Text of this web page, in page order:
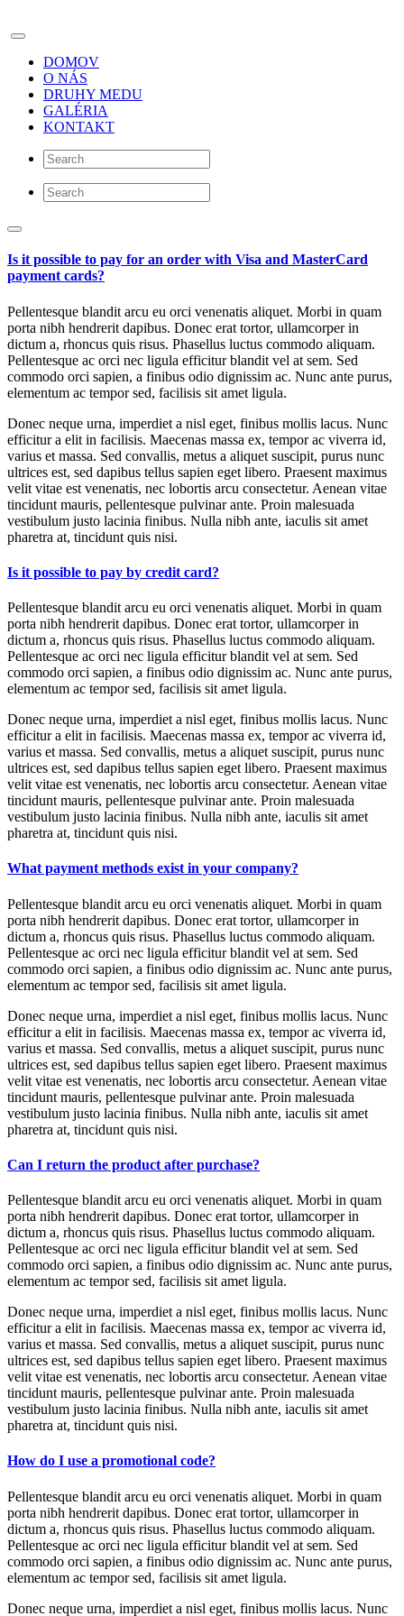
DOMOV
O NÁS
DRUHY MEDU
GALÉRIA
KONTAKT
Is it possible to pay for an order with Visa and MasterCard
payment cards?
Pellentesque blandit arcu eu orci venenatis aliquet. Morbi in quam
porta nibh hendrerit dapibus. Donec erat tortor, ullamcorper in
dictum a, rhoncus quis risus. Phasellus luctus commodo aliquam.
Pellentesque ac orci nec ligula efficitur blandit vel at sem. Sed
commodo orci sapien, a finibus odio dignissim ac. Nunc ante purus,
elementum ac tempor sed, facilisis sit amet ligula.
Donec neque urna, imperdiet a nisl eget, finibus mollis lacus. Nunc
efficitur a elit in facilisis. Maecenas massa ex, tempor ac viverra id,
varius et massa. Sed convallis, metus a aliquet suscipit, purus nunc
ultrices est, sed dapibus tellus sapien eget libero. Praesent maximus
velit vitae est venenatis, nec lobortis arcu consectetur. Aenean vitae
tincidunt mauris, pellentesque pulvinar ante. Proin malesuada
vestibulum justo lacinia finibus. Nulla nibh ante, iaculis sit amet
pharetra at, tincidunt quis nisi.
Is it possible to pay by credit card?
Pellentesque blandit arcu eu orci venenatis aliquet. Morbi in quam
porta nibh hendrerit dapibus. Donec erat tortor, ullamcorper in
dictum a, rhoncus quis risus. Phasellus luctus commodo aliquam.
Pellentesque ac orci nec ligula efficitur blandit vel at sem. Sed
commodo orci sapien, a finibus odio dignissim ac. Nunc ante purus,
elementum ac tempor sed, facilisis sit amet ligula.
Donec neque urna, imperdiet a nisl eget, finibus mollis lacus. Nunc
efficitur a elit in facilisis. Maecenas massa ex, tempor ac viverra id,
varius et massa. Sed convallis, metus a aliquet suscipit, purus nunc
ultrices est, sed dapibus tellus sapien eget libero. Praesent maximus
velit vitae est venenatis, nec lobortis arcu consectetur. Aenean vitae
tincidunt mauris, pellentesque pulvinar ante. Proin malesuada
vestibulum justo lacinia finibus. Nulla nibh ante, iaculis sit amet
pharetra at, tincidunt quis nisi.
What payment methods exist in your company?
Pellentesque blandit arcu eu orci venenatis aliquet. Morbi in quam
porta nibh hendrerit dapibus. Donec erat tortor, ullamcorper in
dictum a, rhoncus quis risus. Phasellus luctus commodo aliquam.
Pellentesque ac orci nec ligula efficitur blandit vel at sem. Sed
commodo orci sapien, a finibus odio dignissim ac. Nunc ante purus,
elementum ac tempor sed, facilisis sit amet ligula.
Donec neque urna, imperdiet a nisl eget, finibus mollis lacus. Nunc
efficitur a elit in facilisis. Maecenas massa ex, tempor ac viverra id,
varius et massa. Sed convallis, metus a aliquet suscipit, purus nunc
ultrices est, sed dapibus tellus sapien eget libero. Praesent maximus
velit vitae est venenatis, nec lobortis arcu consectetur. Aenean vitae
tincidunt mauris, pellentesque pulvinar ante. Proin malesuada
vestibulum justo lacinia finibus. Nulla nibh ante, iaculis sit amet
pharetra at, tincidunt quis nisi.
Can I return the product after purchase?
Pellentesque blandit arcu eu orci venenatis aliquet. Morbi in quam
porta nibh hendrerit dapibus. Donec erat tortor, ullamcorper in
dictum a, rhoncus quis risus. Phasellus luctus commodo aliquam.
Pellentesque ac orci nec ligula efficitur blandit vel at sem. Sed
commodo orci sapien, a finibus odio dignissim ac. Nunc ante purus,
elementum ac tempor sed, facilisis sit amet ligula.
Donec neque urna, imperdiet a nisl eget, finibus mollis lacus. Nunc
efficitur a elit in facilisis. Maecenas massa ex, tempor ac viverra id,
varius et massa. Sed convallis, metus a aliquet suscipit, purus nunc
ultrices est, sed dapibus tellus sapien eget libero. Praesent maximus
velit vitae est venenatis, nec lobortis arcu consectetur. Aenean vitae
tincidunt mauris, pellentesque pulvinar ante. Proin malesuada
vestibulum justo lacinia finibus. Nulla nibh ante, iaculis sit amet
pharetra at, tincidunt quis nisi.
How do I use a promotional code?
Pellentesque blandit arcu eu orci venenatis aliquet. Morbi in quam
porta nibh hendrerit dapibus. Donec erat tortor, ullamcorper in
dictum a, rhoncus quis risus. Phasellus luctus commodo aliquam.
Pellentesque ac orci nec ligula efficitur blandit vel at sem. Sed
commodo orci sapien, a finibus odio dignissim ac. Nunc ante purus,
elementum ac tempor sed, facilisis sit amet ligula.
Donec neque urna, imperdiet a nisl eget, finibus mollis lacus. Nunc